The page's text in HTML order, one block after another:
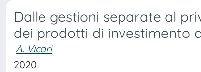
Dalle gestioni separate al
dei prodotti di investimento
A. Vicari
2020